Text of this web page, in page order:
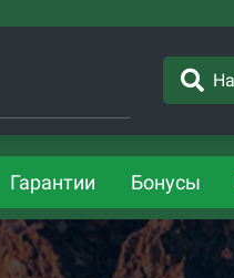
Гарантии Бонусы